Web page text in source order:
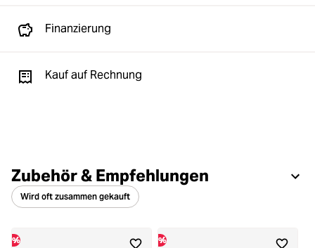
Finanzierung
Kauf auf Rechnung
Zubehör & Empfehlungen
Wird oft zusammen gekauft
% %